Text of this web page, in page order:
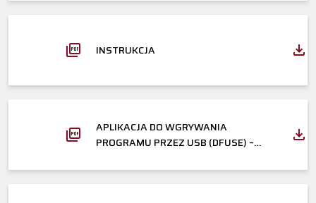
INSTRUKCJA
APLIKACJA DO WGRYWANIA
PROGRAMU PRZEZ USB (DFUSE) –